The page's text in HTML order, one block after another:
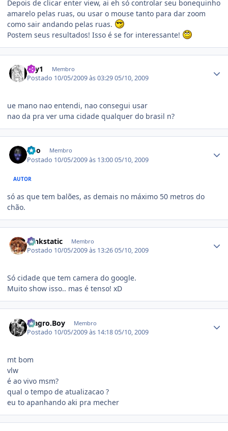
Depois de clicar enter view, ai eh só controlar seu bonequinho
amarelo pelas ruas, ou usar o mouse tanto para dar zoom
como sair andando pelas ruas.
Postem seus resultados! Isso é se for interessante!
sky1 Membro
Postado 10/05/2009 às 03:2905/10, 2009
ue mano nao entendi, nao consegui usar
nao da pra ver uma cidade qualquer do brasil n?
kdo Membro
Postado 10/05/2009 às 13:0005/10, 2009
AUTOR
só as que tem balões, as demais no máximo 50 metros do
chão.
funkstatic Membro
Postado 10/05/2009 às 13:2605/10, 2009
Só cidade que tem camera do google.
Muito show isso.. mas é tenso! xD
Magro.Boy Membro
Postado 10/05/2009 às 14:1805/10, 2009
mt bom
vlw
é ao vivo msm?
qual o tempo de atualizacao ?
eu to apanhando aki pra mecher